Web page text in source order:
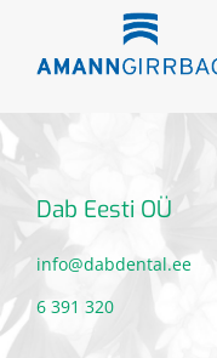
Dab Eesti OÜ
info@dabdental.ee
6 391 320